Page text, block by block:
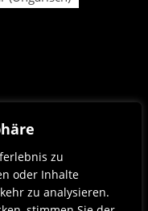
zu
oder Inhalte
zu analysieren.